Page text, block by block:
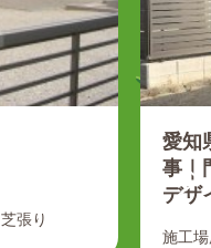
芝張り
愛知
事｜
デザ
施工